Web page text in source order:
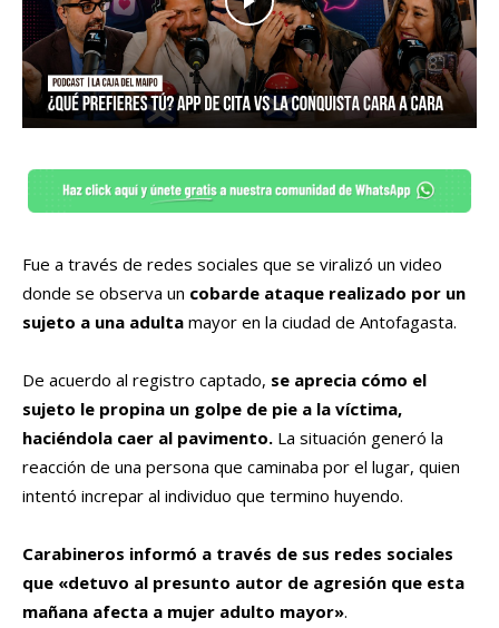
Fue a través de redes sociales que se viralizó un video
donde se observa un cobarde ataque realizado por un
sujeto a una adulta mayor en la ciudad de Antofagasta.
De acuerdo al registro captado, se aprecia cómo el
sujeto le propina un golpe de pie a la víctima,
haciéndola caer al pavimento. La situación generó la
reacción de una persona que caminaba por el lugar, quien
intentó increpar al individuo que termino huyendo.
Carabineros informó a través de sus redes sociales
que «detuvo al presunto autor de agresión que esta
mañana afecta a mujer adulto mayor».